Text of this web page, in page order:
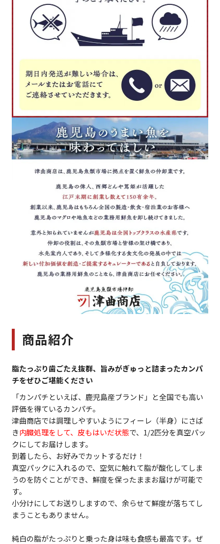
商品紹介
脂たっぷり歯ごたえ抜群、旨みがぎゅっと詰まったカンパ
チをぜひご堪能ください
「カンパチといえば、鹿児島産ブランド」と全国でも高い
評価を得ているカンパチ。
津曲商店では調理しやすいようにフィーレ（半身）にさば
き内臓処理をして、皮もはいだ状態で、1/2匹分を真空パッ
クにしてお届けします。
到着したら、お好みでカットするだけ！
真空パックに入れるので、空気に触れて脂が酸化してしま
うのを防ぐことができ、鮮度を保ったままお届けが可能で
す。
小分けにしてお送りしますので、余らせて鮮度が落ちてし
まうこともありません。
純白の脂がたっぷりと乗った身は味も食感も最高です。ぜ